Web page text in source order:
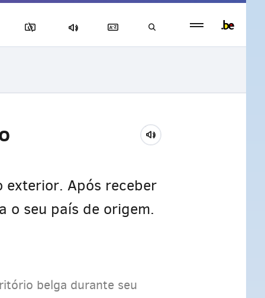
exterior. Após receber
o seu país de origem.
belga durante seu
footer